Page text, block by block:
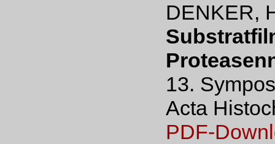
DENKER,
13.
Acta
PDF-